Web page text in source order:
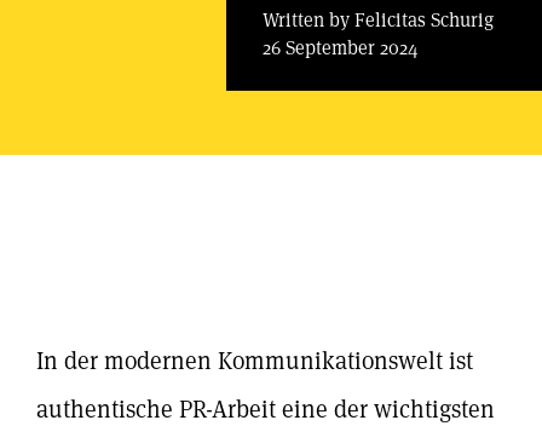
Written by Felicitas Schurig
26 September 2024
In der modernen Kommunikationswelt ist
authentische PR-Arbeit eine der wichtigsten